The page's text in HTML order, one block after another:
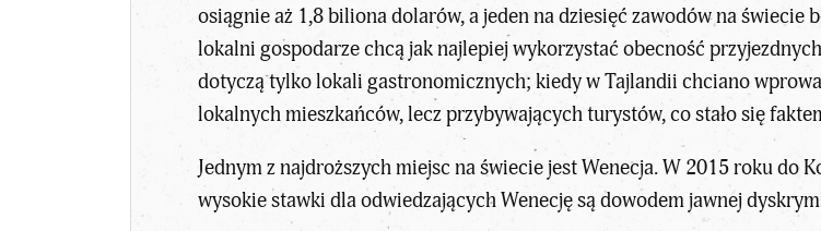
osiągnie aż 1,8 biliona dolarów, a jeden na dziesięć zawodów na
lokalni gospodarze chcą jak najlepiej wykorzystać obecność
dotyczą tylko lokali gastronomicznych; kiedy w Tajlandii chciano
lokalnych mieszkańców, lecz przybywających turystów, co stało się
Jednym z najdroższych miejsc na świecie jest Wenecja. W 2015 roku do
wysokie stawki dla odwiedzających Wenecję są dowodem jawnej